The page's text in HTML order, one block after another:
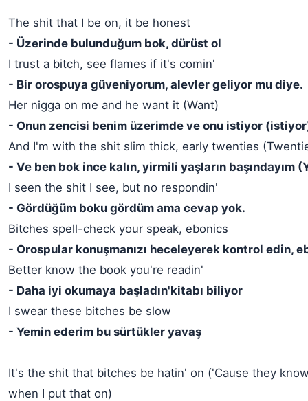
The shit that I be on, it be honest
- Üzerinde bulunduğum bok, dürüst ol
I trust a bitch, see flames if it's comin'
- Bir orospuya güveniyorum, alevler geliyor mu diye.
Her nigga on me and he want it (Want)
- Onun zencisi benim üzerimde ve onu istiyor
And I'm with the shit slim thick, early twenties
- Ve ben bok ince kalın, yirmili yaşların başındayım
I seen the shit I see, but no respondin'
- Gördüğüm boku gördüm ama cevap yok.
Bitches spell-check your speak, ebonics
- Orospular konuşmanızı heceleyerek kontrol edin,
Better know the book you're readin'
- Daha iyi okumaya başladın'kitabı biliyor
I swear these bitches be slow
- Yemin ederim bu sürtükler yavaş
It's the shit that bitches be hatin' on ('Cause they
when I put that on)